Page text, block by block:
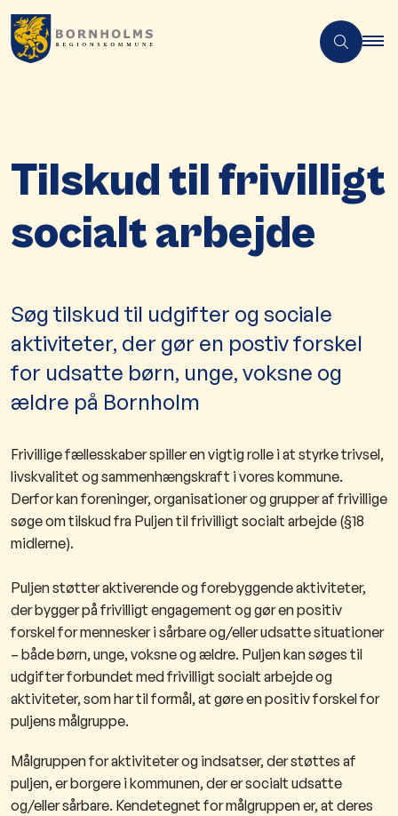
Tilskud til frivilligt
socialt arbejde
Søg tilskud til udgifter og sociale
aktiviteter, der gør en postiv forskel
for udsatte børn, unge, voksne og
ældre på Bornholm
Frivillige fællesskaber spiller en vigtig rolle i at styrke trivsel,
livskvalitet og sammenhængskraft i vores kommune.
Derfor kan foreninger, organisationer og grupper af frivillige
søge om tilskud fra Puljen til frivilligt socialt arbejde (§18
midlerne).
Puljen støtter aktiverende og forebyggende aktiviteter,
der bygger på frivilligt engagement og gør en positiv
forskel for mennesker i sårbare og/eller udsatte situationer
– både børn, unge, voksne og ældre. Puljen kan søges til
udgifter forbundet med frivilligt socialt arbejde og
aktiviteter, som har til formål, at gøre en positiv forskel for
puljens målgruppe.
Målgruppen for aktiviteter og indsatser, der støttes af
puljen, er borgere i kommunen, der er socialt udsatte
og/eller sårbare. Kendetegnet for målgruppen er, at deres